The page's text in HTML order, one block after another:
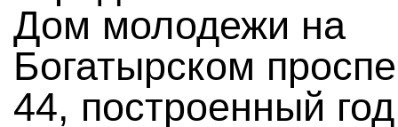
Дом молодежи на
Богатырском
44, построенный